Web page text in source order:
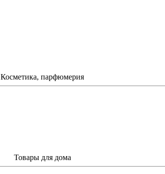
Косметика, парфюмерия
Товары для дома